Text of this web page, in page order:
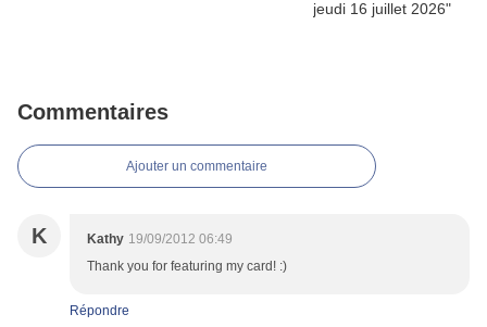
Commentaires
Ajouter un commentaire
K Kathy 19/09/2012 06:49
Thank you for featuring my card! :)
Répondre